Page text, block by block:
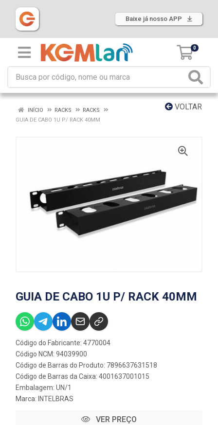
Baixe já nosso APP
0
VOLTAR
INÍCIO RACKS
RACKS
GUIA DE CABO 1U P/ RACK 40MM
GUIA DE CABO 1U P/ RACK 40MM
Código do Fabricante: 4770004
Código NCM: 94039900
Código de Barras do Produto: 7896637631518
Código de Barras da Caixa: 4001637001015
Embalagem: UN/1
Marca: INTELBRAS
VER PREÇO